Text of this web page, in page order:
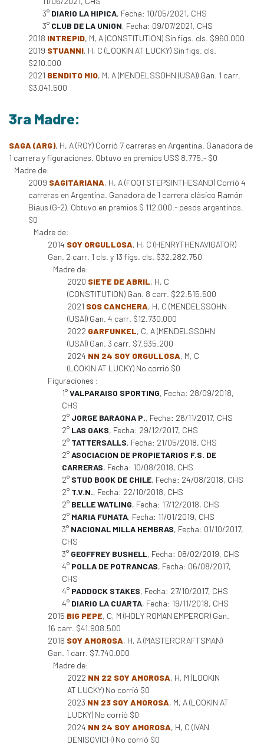
3° DIARIO LA HIPICA, Fecha: 10/05/2021, CHS
3° CLUB DE LA UNION, Fecha: 09/07/2021, CHS
2018 INTREPID, M, A (CONSTITUTION) Sin figs. cls. $960.000
2019 STUANNI, H, C (LOOKIN AT LUCKY) Sin figs. cls.
$210.000
2021 BENDITO MIO, M, A (MENDELSSOHN (USA)) Gan. 1 carr.
$3.041.500
3ra Madre:
SAGA (ARG), H, A (ROY) Corrió 7 carreras en Argentina. Ganadora de
1 carrera y figuraciones. Obtuvo en premios US$ 8.775.- $0
Madre de:
2009 SAGITARIANA, H, A (FOOTSTEPSINTHESAND) Corrió 4
carreras en Argentina. Ganadora de 1 carrera clàsico Ramón
Biaus (G-2). Obtuvo en premios $ 112.000.- pesos argentinos.
$0
Madre de:
2014 SOY ORGULLOSA, H, C (HENRYTHENAVIGATOR)
Gan. 2 carr. 1 cls. y 13 figs. cls. $32.282.750
Madre de:
2020 SIETE DE ABRIL, H, C
(CONSTITUTION) Gan. 8 carr. $22.515.500
2021 SOS CANCHERA, H, C (MENDELSSOHN
(USA)) Gan. 4 carr. $12.730.000
2022 GARFUNKEL, C, A (MENDELSSOHN
(USA)) Gan. 3 carr. $7.935.200
2024 NN 24 SOY ORGULLOSA, M, C
(LOOKIN AT LUCKY) No corrió $0
Figuraciones :
1°VALPARAISO SPORTING, Fecha: 28/09/2018,
CHS
2° JORGE BARAONA P., Fecha: 26/11/2017, CHS
2° LAS OAKS, Fecha: 29/12/2017, CHS
2° TATTERSALLS, Fecha: 21/05/2018, CHS
2°ASOCIACION DE PROPIETARIOS F.S. DE
CARRERAS, Fecha: 10/08/2018, CHS
2° STUD BOOK DE CHILE, Fecha: 24/08/2018, CHS
2° T.V.N., Fecha: 22/10/2018, CHS
2° BELLE WATLING, Fecha: 17/12/2018, CHS
2° MARIA FUMATA, Fecha: 11/01/2019, CHS
3° NACIONAL MILLA HEMBRAS, Fecha: 01/10/2017,
CHS
3° GEOFFREY BUSHELL, Fecha: 08/02/2019, CHS
4° POLLA DE POTRANCAS, Fecha: 06/08/2017,
CHS
4° PADDOCK STAKES, Fecha: 27/10/2017, CHS
4° DIARIO LA CUARTA, Fecha: 19/11/2018, CHS
2015 BIG PEPE, C, M (HOLY ROMAN EMPEROR) Gan.
16 carr. $41.908.500
2016 SOY AMOROSA, H, A (MASTERCRAFTSMAN)
Gan. 1 carr. $7.740.000
Madre de:
2022 NN 22 SOY AMOROSA, H, M (LOOKIN
AT LUCKY) No corrió $0
2023 NN 23 SOY AMOROSA, M, A (LOOKIN AT
LUCKY) No corrió $0
2024 NN 24 SOY AMOROSA, H, C (IVAN
DENISOVICH) No corrió $0